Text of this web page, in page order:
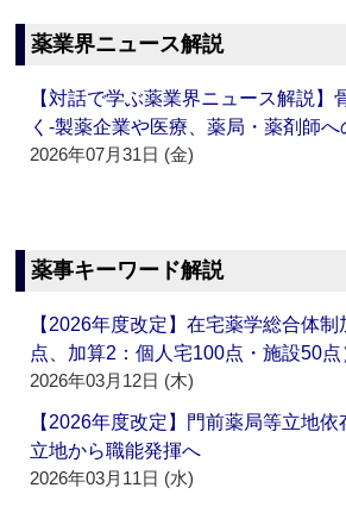
薬業界ニュース解説
【対話で学ぶ薬業界ニュース解説】
く‐製薬企業や医療、薬局・薬剤師
2026年07月31日 (金)
薬事キーワード解説
【2026年度改定】在宅薬学総合体
点、加算2：個人宅100点・施設50
2026年03月12日 (木)
【2026年度改定】門前薬局等立地
立地から職能発揮へ
2026年03月11日 (水)